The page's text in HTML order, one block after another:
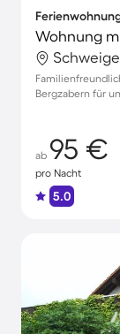
Wohnung
Bergzabern für
ab 95 €
pro Nacht
5.0